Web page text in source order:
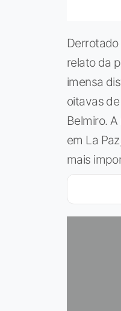
relato da
imensa
oitavas
Belmiro.
em La
mais